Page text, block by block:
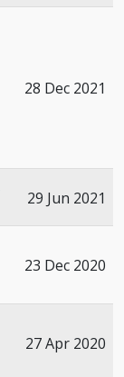
28 Dec 2021
29 Jun 2021
23 Dec 2020
27 Apr 2020